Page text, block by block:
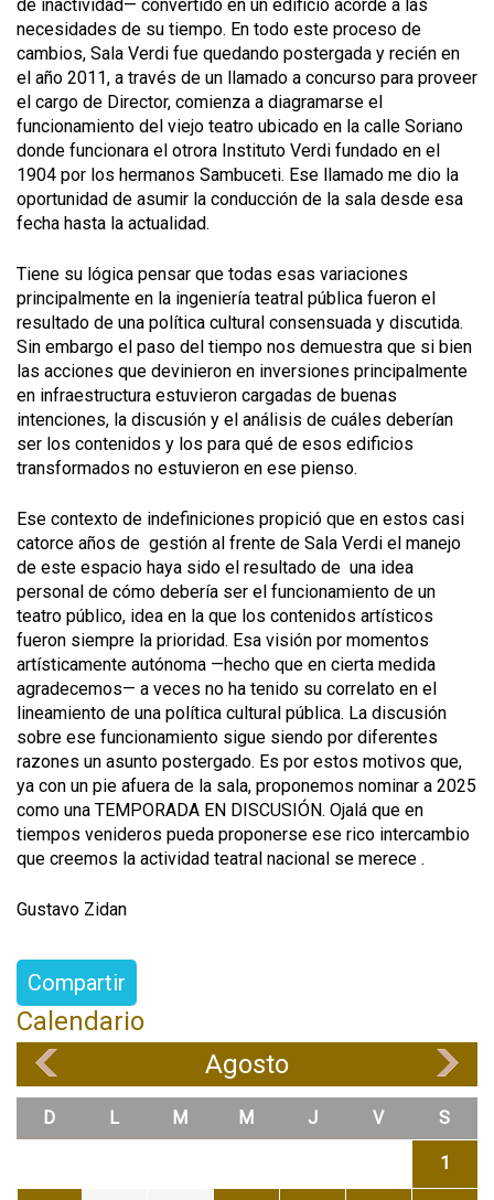
de inactividad— convertido en un edificio acorde a las
necesidades de su tiempo. En todo este proceso de
cambios, Sala Verdi fue quedando postergada y recién en
el año 2011, a través de un llamado a concurso para proveer
el cargo de Director, comienza a diagramarse el
funcionamiento del viejo teatro ubicado en la calle Soriano
donde funcionara el otrora Instituto Verdi fundado en el
1904 por los hermanos Sambuceti. Ese llamado me dio la
oportunidad de asumir la conducción de la sala desde esa
fecha hasta la actualidad.
Tiene su lógica pensar que todas esas variaciones
principalmente en la ingeniería teatral pública fueron el
resultado de una política cultural consensuada y discutida.
Sin embargo el paso del tiempo nos demuestra que si bien
las acciones que devinieron en inversiones principalmente
en infraestructura estuvieron cargadas de buenas
intenciones, la discusión y el análisis de cuáles deberían
ser los contenidos y los para qué de esos edificios
transformados no estuvieron en ese pienso.
Ese contexto de indefiniciones propició que en estos casi
catorce años de gestión al frente de Sala Verdi el manejo
de este espacio haya sido el resultado de una idea
personal de cómo debería ser el funcionamiento de un
teatro público, idea en la que los contenidos artísticos
fueron siempre la prioridad. Esa visión por momentos
artísticamente autónoma —hecho que en cierta medida
agradecemos— a veces no ha tenido su correlato en el
lineamiento de una política cultural pública. La discusión
sobre ese funcionamiento sigue siendo por diferentes
razones un asunto postergado. Es por estos motivos que,
ya con un pie afuera de la sala, proponemos nominar a 2025
como una TEMPORADA EN DISCUSIÓN. Ojalá que en
tiempos venideros pueda proponerse ese rico intercambio
que creemos la actividad teatral nacional se merece .
Gustavo Zidan
Compartir
Calendario
Agosto
D L M M J V S
1